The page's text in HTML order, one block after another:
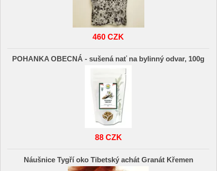
460 CZK
POHANKA OBECNÁ - sušená nať na bylinný odvar, 100g
88 CZK
Náušnice Tygří oko Tibetský achát Granát Křemen